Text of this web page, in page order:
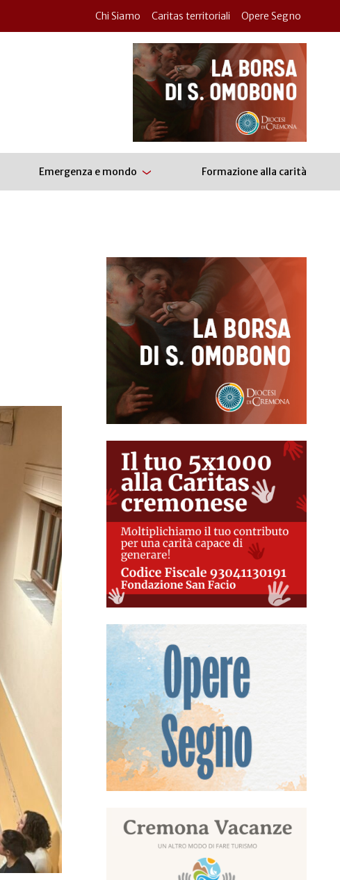
Chi Siamo Caritas territoriali Opere Segno
Emergenza e mondo Formazione alla carità